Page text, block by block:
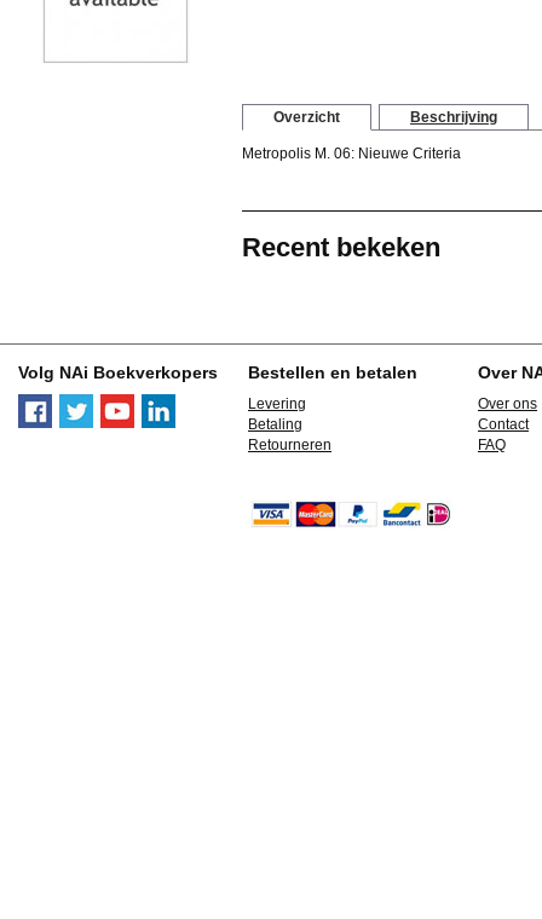
Overzicht Beschrijving
Metropolis M. 06: Nieuwe Criteria
Recent bekeken
Volg NAi Boekverkopers Bestellen en betalen
Levering
Betaling
Retourneren
Over
Over ons
Contact
FAQ